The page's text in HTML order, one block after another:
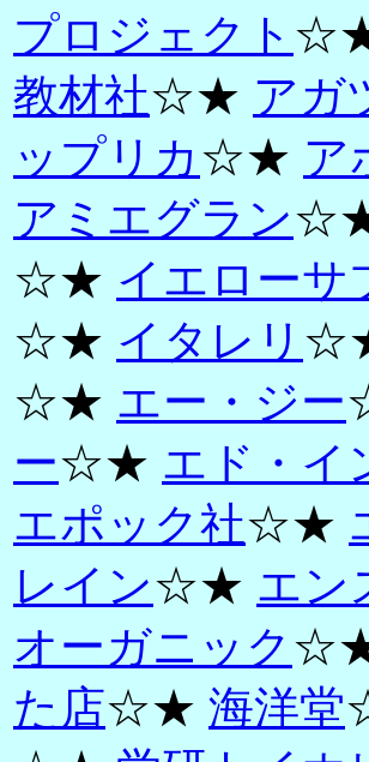
プロジェクト
教材社☆★ アガ
ップリカ ☆★ ア
アミエグラン
☆★ イエローサ
☆★ イタレリ
☆★ エー・ジー
ー☆★ エド・イ
エポック社☆★
レイン☆★ エン
オーガニック
た店☆★ 海洋堂